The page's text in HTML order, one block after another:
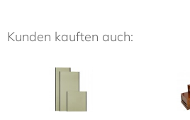
Kunden kauften auch: